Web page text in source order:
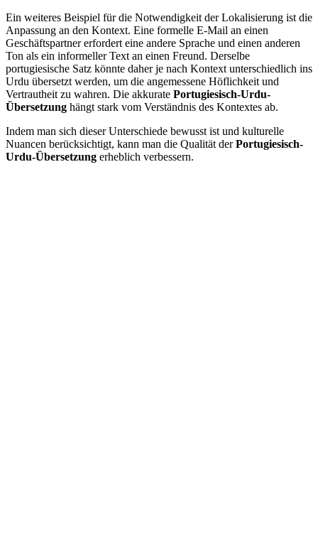
Ein weiteres Beispiel für die Notwendigkeit der Lokalisierung ist die
Anpassung an den Kontext. Eine formelle E-Mail an einen
Geschäftspartner erfordert eine andere Sprache und einen anderen
Ton als ein informeller Text an einen Freund. Derselbe
portugiesische Satz könnte daher je nach Kontext unterschiedlich ins
Urdu übersetzt werden, um die angemessene Höflichkeit und
Vertrautheit zu wahren. Die akkurate Portugiesisch-Urdu-
Übersetzung hängt stark vom Verständnis des Kontextes ab.
Indem man sich dieser Unterschiede bewusst ist und kulturelle
Nuancen berücksichtigt, kann man die Qualität derPortugiesisch-
Urdu-Übersetzung erheblich verbessern.